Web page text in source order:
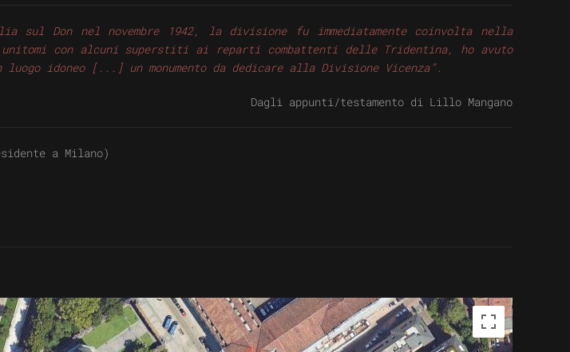
sul Don nel novembre 1942, la divisione fu immediatamente coinvolta nella
con alcuni superstiti ai reparti combattenti delle Tridentina, ho avuto
idoneo [...] un monumento da dedicare alla Divisione Vicenza”.
Dagli appunti/testamento di Lillo Mangano
a Milano)